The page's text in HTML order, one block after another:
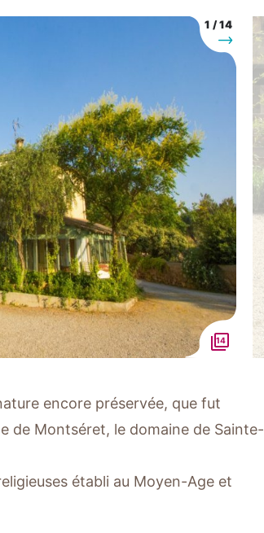
1 /14
Suivant
14
encore préservée, que fut
de Montséret, le domaine de Sainte-
établi au Moyen-Age et